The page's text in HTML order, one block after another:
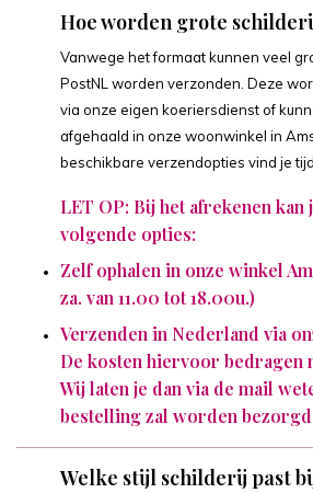
Hoe worden grote
Vanwege het formaat kunnen veel
PostNL worden verzonden. Deze
via onze eigen koeriersdienst of
afgehaald in onze woonwinkel in
beschikbare verzendopties vind je
LET OP: Bij het afrekenen
volgende opties:
Zelf ophalen in onze winkel
za. van 11.00 tot 18.00u.)
Verzenden in Nederland via
De kosten hiervoor bedragen
Wij laten je dan via de mail
bestelling zal worden
Welke stijl schilderij past